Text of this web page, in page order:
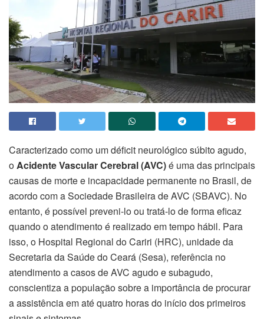
Caracterizado como um déficit neurológico súbito agudo,
oAcidente Vascular Cerebral (AVC)é uma das principais
causas de morte e incapacidade permanente no Brasil, de
acordo com a Sociedade Brasileira de AVC (SBAVC). No
entanto, é possível preveni-lo ou tratá-lo de forma eficaz
quando o atendimento é realizado em tempo hábil. Para
isso, o Hospital Regional do Cariri (HRC), unidade da
Secretaria da Saúde do Ceará (Sesa), referência no
atendimento a casos de AVC agudo e subagudo,
conscientiza a população sobre a importância de procurar
a assistência em até quatro horas do início dos primeiros